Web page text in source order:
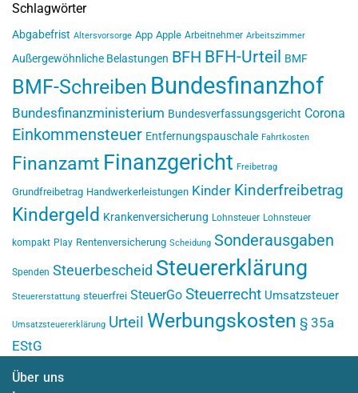
Schlagwörter
Abgabefrist Altersvorsorge App Apple Arbeitnehmer Arbeitszimmer
Außergewöhnliche Belastungen BFH BFH-Urteil BMF
BMF-Schreiben Bundesfinanzhof
Bundesfinanzministerium Bundesverfassungsgericht Corona
Einkommensteuer Entfernungspauschale Fahrtkosten
Finanzamt Finanzgericht Freibetrag
Grundfreibetrag Handwerkerleistungen Kinder Kinderfreibetrag
Kindergeld Krankenversicherung Lohnsteuer Lohnsteuer
kompakt Play Rentenversicherung Scheidung Sonderausgaben
Spenden Steuerbescheid Steuererklärung
Steuererstattung steuerfrei SteuerGo Steuerrecht Umsatzsteuer
Umsatzsteuererklärung Urteil Werbungskosten § 35a
EStG
Über uns